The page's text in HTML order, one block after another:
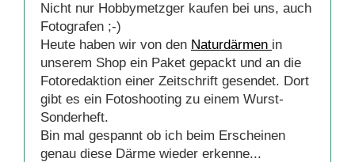
Nicht nur Hobbymetzger kaufen bei uns, auch
Fotografen ;-)
Heute haben wir von den Naturdärmen in
unserem Shop ein Paket gepackt und an die
Fotoredaktion einer Zeitschrift gesendet. Dort
gibt es ein Fotoshooting zu einem Wurst-
Sonderheft.
Bin mal gespannt ob ich beim Erscheinen
genau diese Därme wieder erkenne...